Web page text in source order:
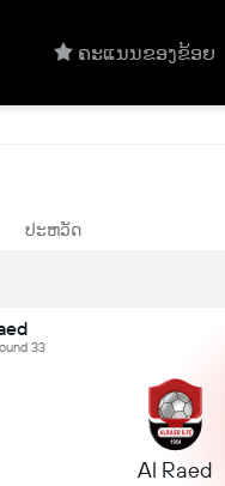
ຄະແນນຂອງຂ້ອຍ
ປະຫວັດ
33
Al Raed